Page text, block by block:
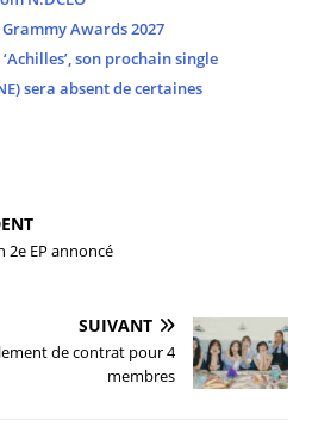
Awards 2027
son prochain single
sera absent de certaines
2e EP annoncé
SUIVANT
de contrat pour 4
membres